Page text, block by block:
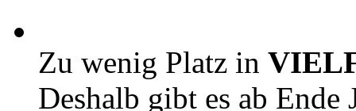
Zu wenig Platz in
Deshalb gibt es ab Ende